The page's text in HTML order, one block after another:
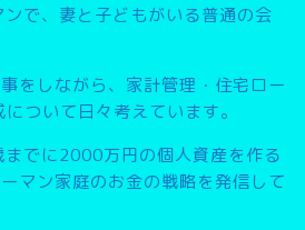
で、妻と子どもがいる普通の会
をしながら、家計管理・住宅ロー
ついて日々考えています。
までに2000万円の個人資産を作る
マン家庭のお金の戦略を発信して